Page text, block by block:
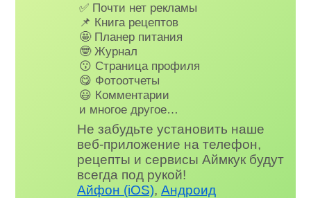
✅ Почти нет рекламы
📌 Книга рецептов
🤩 Планер питания
🤓 Журнал
😗 Страница профиля
😋 Фотоотчеты
😃 Комментарии
и многое другое…
Не забудьте установить наше
веб-приложение на телефон,
рецепты и сервисы Аймкук будут
всегда под рукой!
Айфон (iOS),Андроид